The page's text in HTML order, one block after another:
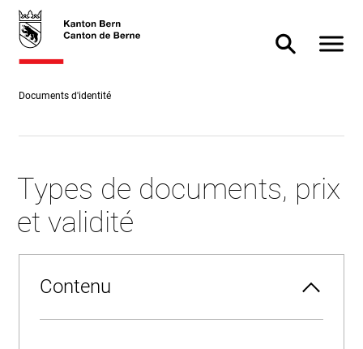
Accès
direct
skiplink.toNavigation
skiplink.toStartPage
Accès
direct à
Documents d'identité
Afficher/
Types de documents, prix
et validité
Contenu